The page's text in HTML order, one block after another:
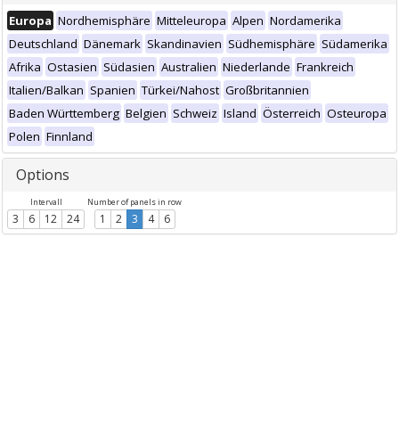
Europa Nordhemisphäre Mitteleuropa Alpen Nordamerika
Deutschland Dänemark Skandinavien Südhemisphäre Südamerika
Afrika Ostasien Südasien Australien Niederlande Frankreich
Italien/Balkan Spanien Türkei/Nahost Großbritannien
Baden Württemberg Belgien Schweiz Island Österreich Osteuropa
Polen Finnland
Options
Intervall
3 6 12 24
Number of panels in row
1 2 3 4 6